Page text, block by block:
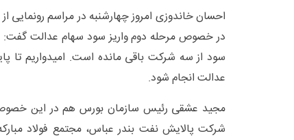
احسان خاندوزی امروز چهارشنبه در مراسم رونمایی
در خصوص مرحله دوم واریز سود سهام عدالت گفت:
سود از سه شرکت باقی مانده است. امیدواریم تا
عدالت انجام شود.
مجید عشقی رئیس سازمان بورس هم در این
شرکت پالایش نفت بندر عباس، مجتمع فولاد